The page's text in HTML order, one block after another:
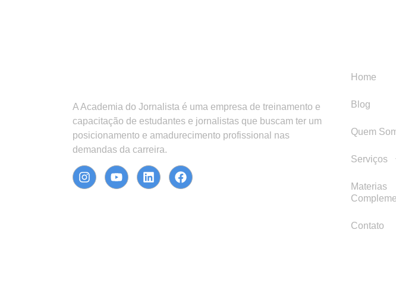
A Academia do Jornalista é uma empresa de treinamento e
capacitação de estudantes e jornalistas que buscam ter um
posicionamento e amadurecimento profissional nas
demandas da carreira.
Home
Blog
Quem
Serviços
Materias
Contato